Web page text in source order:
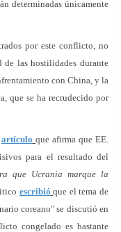
determinadas únicamente
por este conflicto, no
las hostilidades durante
con China, y la
que se ha recrudecido por
artículo que afirma que EE.
para el resultado del
que Ucrania marque la
escribió que el tema de
coreano" se discutió en
congelado es bastante